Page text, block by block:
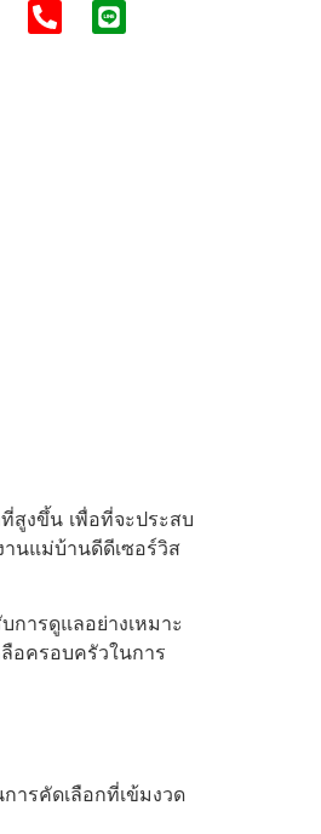
สูงขึ้น เพื่อที่จะประสบ
นแม่บ้านดีดีเซอร์วิส
การดูแลอย่างเหมาะ
อครอบครัวในการ
ารคัดเลือกที่เข้มงวด